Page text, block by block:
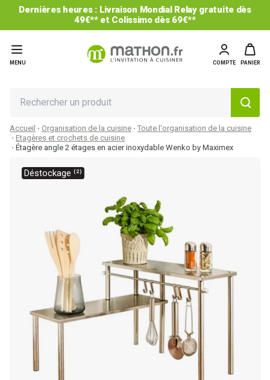
Dernières heures : Livraison Mondial Relay gratuite dès
49€** et Colissimo dès 69€**
MENU COMPTE PANIER
Accueil Organisation de la cuisine
Toute l'organisation de la cuisine
Etagères et crochets de cuisine
Étagère angle 2 étages en acier inoxydable Wenko by Maximex
Déstockage ⁽²⁾